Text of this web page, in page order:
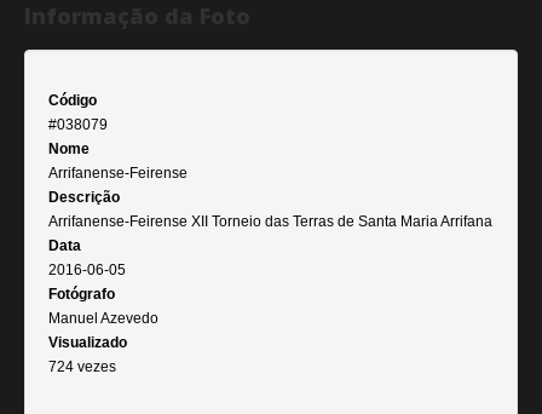
Código
#038079
Nome
Arrifanense-Feirense
Descrição
Arrifanense-Feirense XII Torneio das Terras de Santa Maria Arrifana
Data
2016-06-05
Fotógrafo
Manuel Azevedo
Visualizado
724 vezes